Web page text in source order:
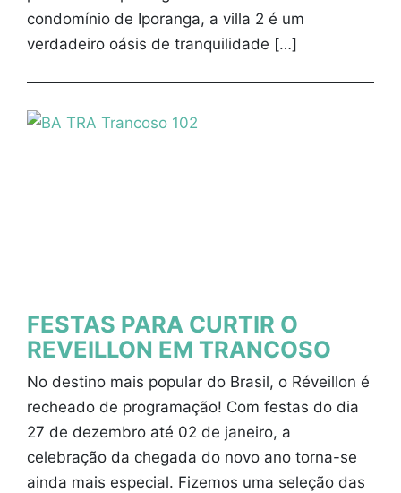
condomínio de Iporanga, a villa 2 é um
verdadeiro oásis de tranquilidade […]
FESTAS PARA CURTIR O
REVEILLON EM TRANCOSO
No destino mais popular do Brasil, o Réveillon é
recheado de programação! Com festas do dia
27 de dezembro até 02 de janeiro, a
celebração da chegada do novo ano torna-se
ainda mais especial. Fizemos uma seleção das